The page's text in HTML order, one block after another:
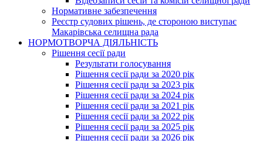
Нормативне забезпечення
Реєстр судових рішень, де стороною виступає
Макарівська селищна рада
НОРМОТВОРЧА ДІЯЛЬНІСТЬ
Рішення сесії ради
Результати голосування
Рішення сесії ради за 2020 рік
Рішення сесії ради за 2023 рік
Рішення сесії ради за 2024 рік
Рішення сесії ради за 2021 рік
Рішення сесії ради за 2022 рік
Рішення сесії ради за 2025 рік
Рішення сесії ради за 2026 рік